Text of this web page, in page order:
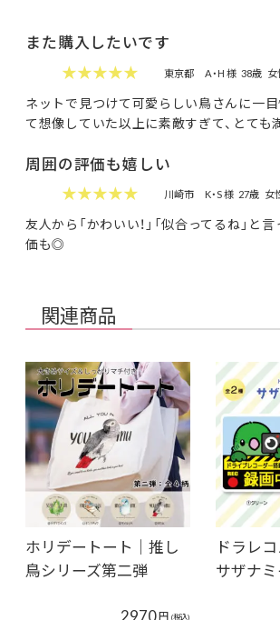
また購入したいです
★★★★★
東京都 A・H 様 38歳
ネットで見つけて可愛らしい鳥さんに一目
て想像していた以上に素敵すぎて、とても
周囲の評価も嬉しい
★★★★★
川崎市 K・S 様 27歳 女
友人から「かわいい！」「似合ってるね」と
価も◎
関連商品
ホリデートート｜推し
鳥シリーズ第二弾
2970円 (税込)
ドラレ
サザナ